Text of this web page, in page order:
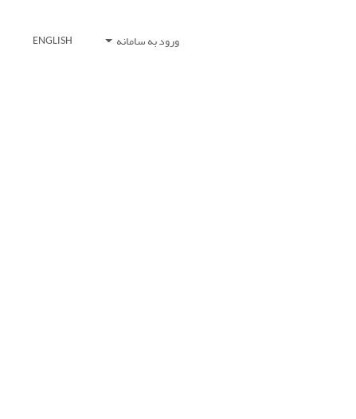
ورود به سامانه ENGLISH